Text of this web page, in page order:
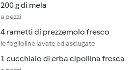
200 g di mela
a pezzi
4 rametti di prezzemolo fresco
le foglioline lavate ed asciugate
1 cucchiaio di erba cipollina fresca